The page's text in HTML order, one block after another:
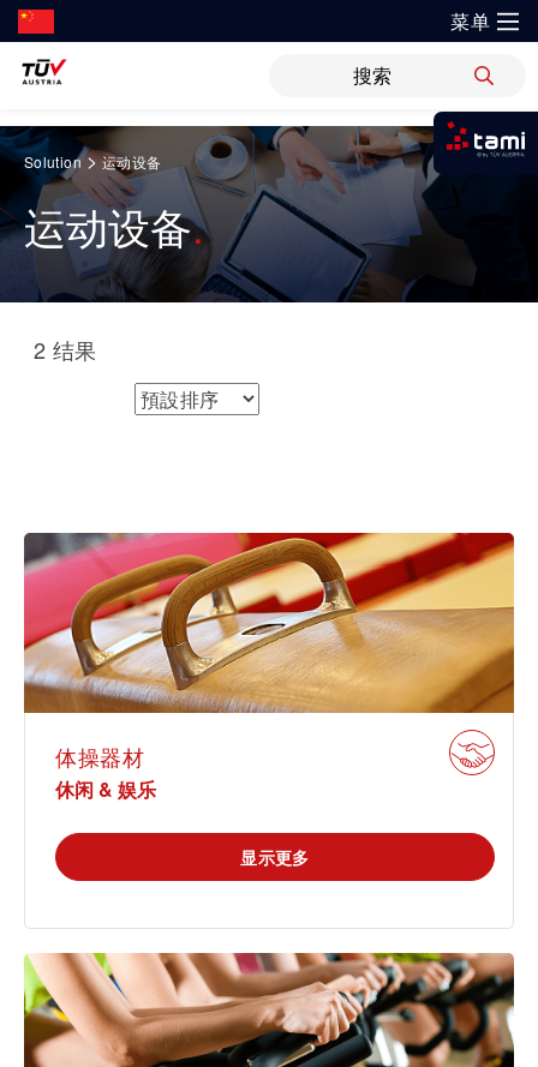
Springe
zum
Inhalt
登录tami
登录tami
菜单
新闻 职位 WiPreis 证书验证 举报平台
解决方案
解决方案
审核 & 认证
检测 & 检验
培训
领域
通信技术
认证
所有解决方案
功能安全服务
运输 & 交通
银行 & 保险
健康 & 医疗
休闲 & 娱乐
电子电器
建筑 & 房地产
IT & 安全
食品
旅游
农业
审核 & 认证
学院
创新
研发与创新
研究重点
开放创新
创新平台
白皮书系列
关于我们
关于TÜV奥地利
关于TÜV奥地利中国
健康、安全与环境（HSE）政策
地点
合规
原则声明
TÜV奥地利企业社会责任 (CSR) 报告
Solution>运动设备
运动设备
2 结果
体操器材
休闲 & 娱乐
显示更多
我是tami
登录tami
首次使用？很高兴为您提供指引。
搜索解决方案
查找TÜV奥地利工作机会
平台
申请科学奖